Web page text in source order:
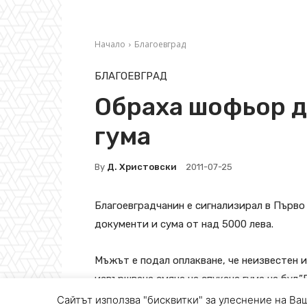
Сайтът използва "бисквитки" за улеснение на